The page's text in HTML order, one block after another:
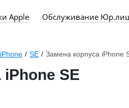
Apple Обслуживание Юр.лиц
iPhone / SE / Замена корпуса iPhone
SE